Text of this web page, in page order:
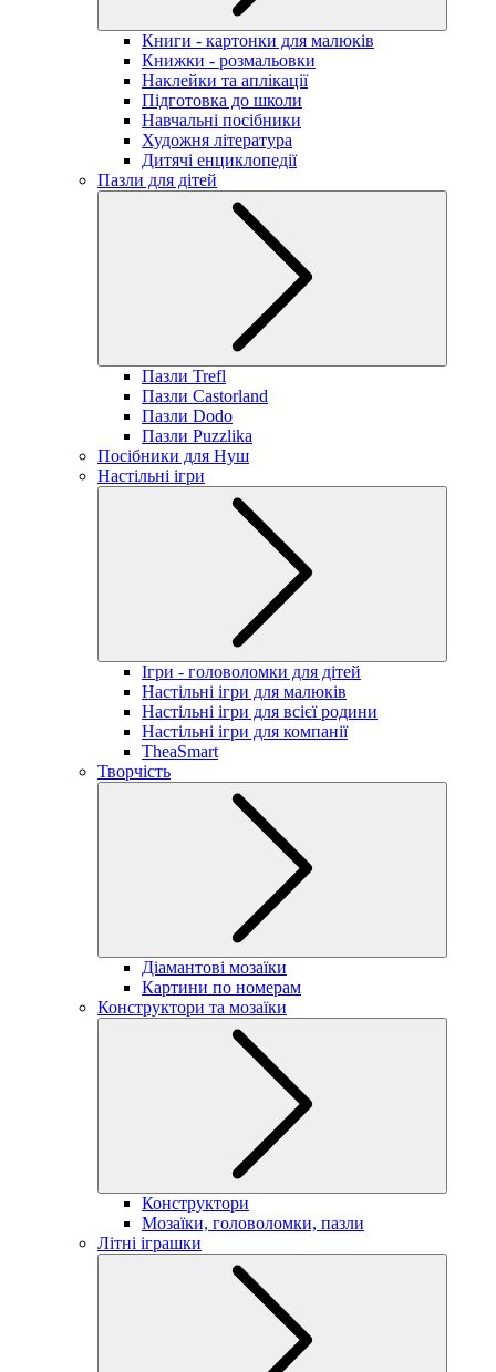
Книги - картонки для малюків
Книжки - розмальовки
Наклейки та аплікації
Підготовка до школи
Навчальні посібники
Художня література
Дитячі енциклопедії
Пазли для дітей
Пазли Trefl
Пазли Castorland
Пазли Dodo
Пазли Puzzlika
Посібники для Нуш
Настільні ігри
Ігри - головоломки для дітей
Настільні ігри для малюків
Настільні ігри для всієї родини
Настільні ігри для компанії
TheaSmart
Творчість
Діамантові мозаїки
Картини по номерам
Конструктори та мозаїки
Конструктори
Мозаїки, головоломки, пазли
Літні іграшки